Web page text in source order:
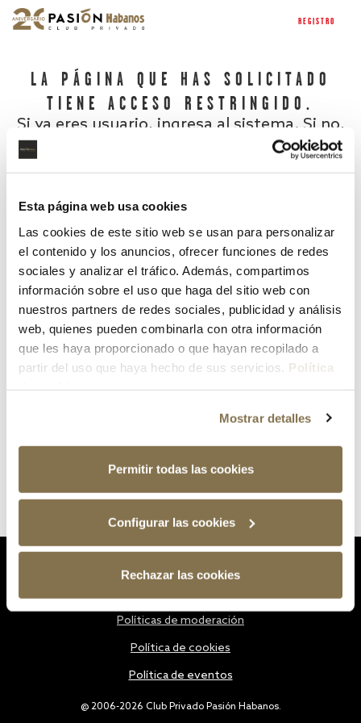
Esta página web usa cookies
Las cookies de este sitio web se usan para personalizar
el contenido y los anuncios, ofrecer funciones de redes
sociales y analizar el tráfico. Además, compartimos
información sobre el uso que haga del sitio web con
nuestros partners de redes sociales, publicidad y análisis
web, quienes pueden combinarla con otra información
que les haya proporcionado o que hayan recopilado a
partir del uso que haya hecho de sus servicios. Política
Mostrar detalles
Permitir todas las cookies
Configurar las cookies
Rechazar las cookies
REGISTRO
LA PÁGINA QUE HAS SOLICITADO
TIENE ACCESO RESTRINGIDO.
Si ya eres usuario, ingresa al sistema. Si no,
¿Has olvidado tu contraseña?
@ 2006-2026 Club Privado Pasión Habanos.
Políticas de moderación
Política de cookies
Política de eventos